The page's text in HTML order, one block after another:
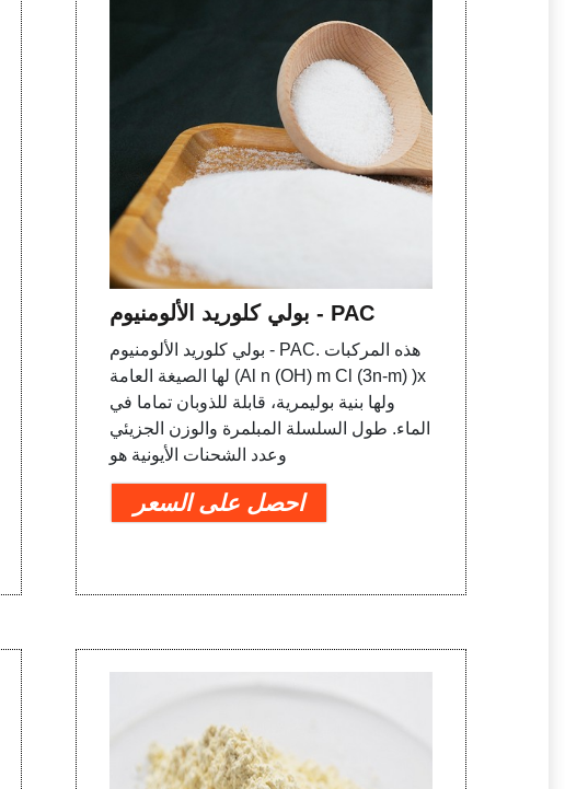
بولي كلوريد الألومنيوم - PAC
بولي كلوريد الألومنيوم - PAC. هذه المركبات
لها الصيغة العامة (Al n (OH) m Cl (3n-m) )x
ولها بنية بوليمرية، قابلة للذوبان تماما في
الماء. طول السلسلة المبلمرة والوزن الجزيئي
وعدد الشحنات الأيونية هو
احصل على السعر